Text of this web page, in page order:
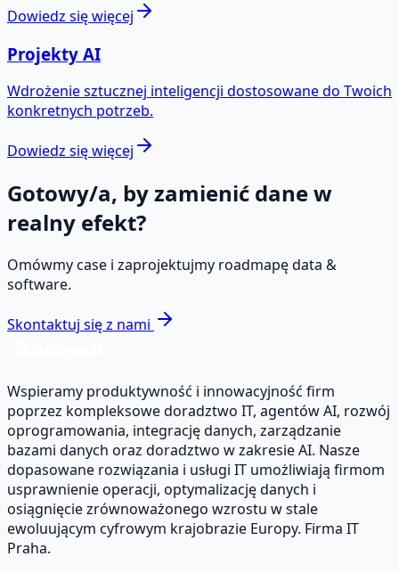
Dowiedz się więcej
Projekty AI
Wdrożenie sztucznej inteligencji dostosowane do Twoich
konkretnych potrzeb.
Dowiedz się więcej
Gotowy/a, by zamienić dane w
realny efekt?
Omówmy case i zaprojektujmy roadmapę data &
software.
Skontaktuj się z nami
Wspieramy produktywność i innowacyjność firm
poprzez kompleksowe doradztwo IT, agentów AI, rozwój
oprogramowania, integrację danych, zarządzanie
bazami danych oraz doradztwo w zakresie AI. Nasze
dopasowane rozwiązania i usługi IT umożliwiają firmom
usprawnienie operacji, optymalizację danych i
osiągnięcie zrównoważonego wzrostu w stale
ewoluującym cyfrowym krajobrazie Europy. Firma IT
Praha.